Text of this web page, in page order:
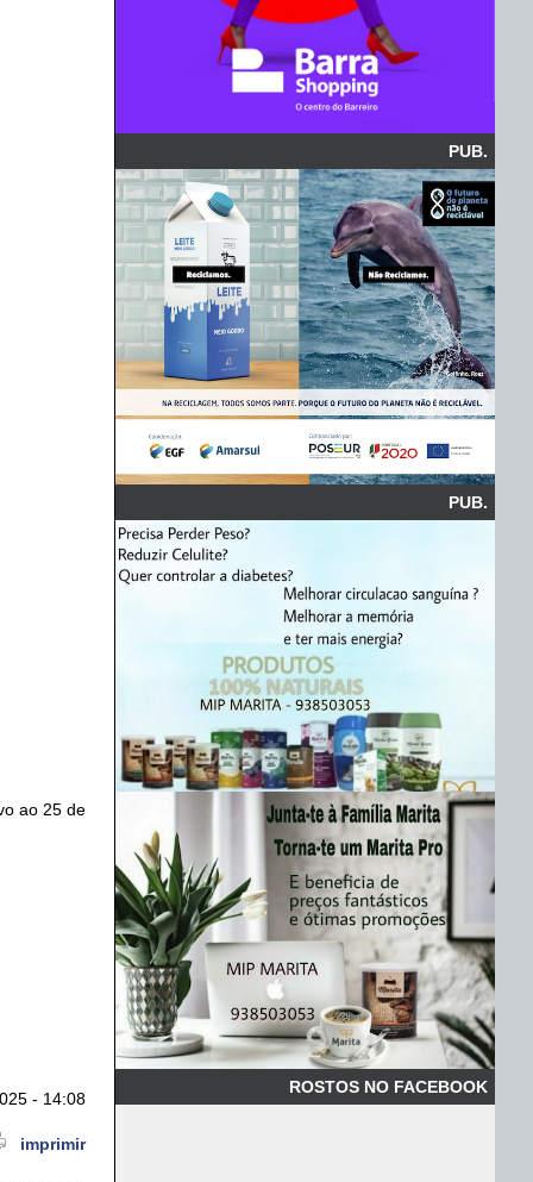
ao 25 de
- 14:08
imprimir
PUB.
PUB.
ROSTOS NO FACEBOOK